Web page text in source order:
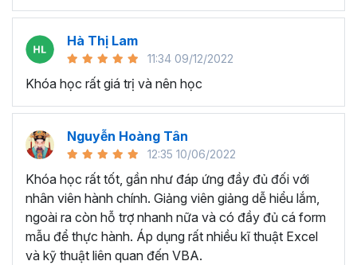
Những kỹ năng này không chỉ giúp nhân viên hành chính
nhân sự thực hiện công việc một cách hiệu quả , được
đánh giá cao từ cấp trên, mà nó còn là yếu tố quan trọng
khi bạn chuyển đổi và thích nghi với môi trường làm việc
năng và kinh nghiệm, họ có khả năng giải quyết các vấn
đề một cách triệt để và được đánh giá cao hơn trong môi
trường làm việc.
Mục tiêu khi tham gia khóa
học?
Hà Thị Lam
11:34 09/12/2022
Khóa học rất giá trị và nên học
Nguyễn Hoàng Tân
12:35 10/06/2022
Khóa học rất tốt, gần như đáp ứng đầy đủ đối với
nhân viên hành chính. Giảng viên giảng dễ hiểu lắm,
ngoài ra còn hỗ trợ nhanh nữa và có đầy đủ cá form
mẫu để thực hành. Áp dụng rất nhiều kĩ thuật Excel
và kỹ thuật liên quan đến VBA.